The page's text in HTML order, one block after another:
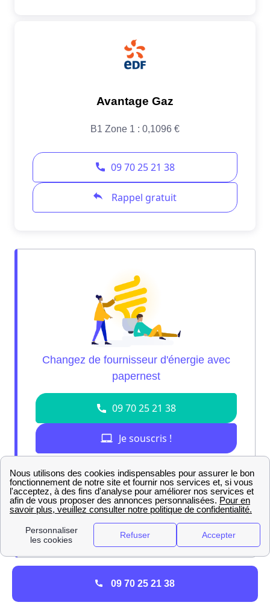
Nos experts sont là pour vous brancher sur
l'offre de gaz parfaite pour vous !
09 70 25 21 38